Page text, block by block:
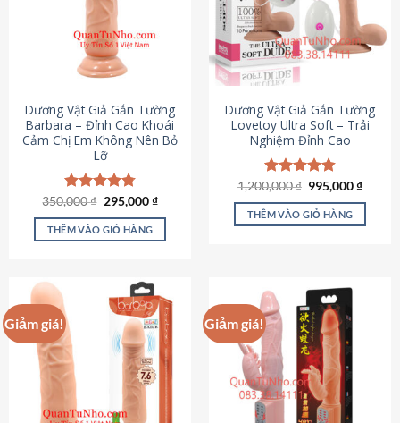
Dương Vật Giả Gắn Tường
Barbara – Đỉnh Cao Khoái
Cảm Chị Em Không Nên Bỏ
Lỡ
Được xếp
hạng4.79
5 sao
350,000₫ Giá
là:
350,000 ₫.
295,000₫Giá
tại
THÊM VÀO GIỎ HÀNG
Dương Vật Giả Gắn Tường
Lovetoy Ultra Soft – Trải
Nghiệm Đỉnh Cao
Được xếp
hạng4.82
5 sao
1,200,000₫ Giá
là:
1,200,000 ₫.
995,000₫Giá
tại
THÊM VÀO GIỎ HÀNG
Giảm giá! Giảm giá!